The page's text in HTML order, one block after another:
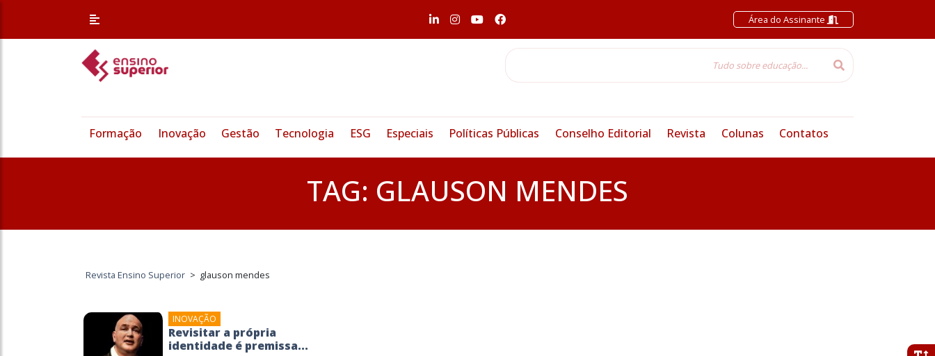
Área do Assinante
Formação Inovação Gestão Tecnologia ESG Especiais Políticas Públicas Conselho Editorial Revista Colunas Contatos
TAG: GLAUSON MENDES
Revista Ensino Superior > glauson mendes
INOVAÇÃO
Revisitar a própria
identidade é premissa...